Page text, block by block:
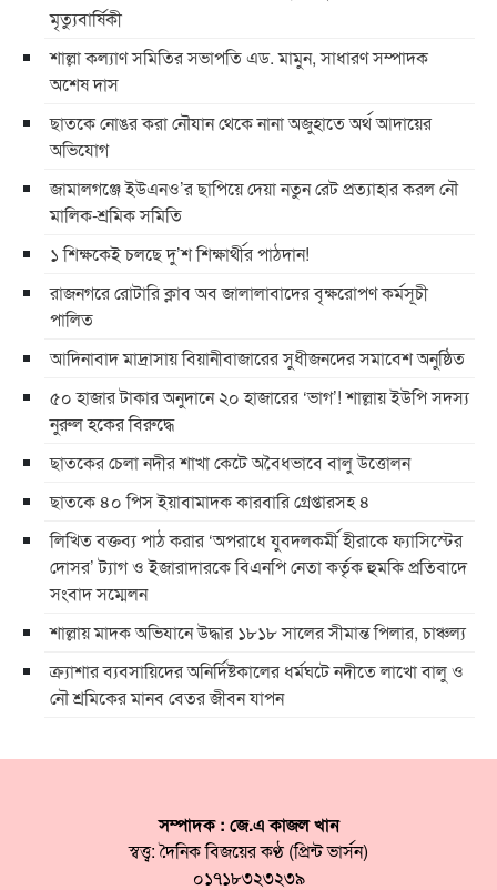
মৃত্যুবার্ষিকী
শাল্লা কল্যাণ সমিতির সভাপতি এড. মামুন, সাধারণ সম্পাদক
অশেষ দাস
ছাতকে নোঙর করা নৌযান থেকে নানা অজুহাতে অর্থ আদায়ের
অভিযোগ
জামালগঞ্জে ইউএনও’র ছাপিয়ে দেয়া নতুন রেট প্রত্যাহার করল নৌ
মালিক-শ্রমিক সমিতি
১ শিক্ষকেই চলছে দু’শ শিক্ষার্থীর পাঠদান!
রাজনগরে রোটারি ক্লাব অব জালালাবাদের বৃক্ষরোপণ কর্মসূচী
পালিত
আদিনাবাদ মাদ্রাসায় বিয়ানীবাজারের সুধীজনদের সমাবেশ অনুষ্ঠিত
৫০ হাজার টাকার অনুদানে ২০ হাজারের ‘ভাগ’! শাল্লায় ইউপি সদস্য
নুরুল হকের বিরুদ্ধে
ছাতকের চেলা নদীর শাখা কেটে অবৈধভাবে বালু উত্তোলন
ছাতকে ৪০ পিস ইয়াবামাদক কারবারি গ্রেপ্তারসহ ৪
লিখিত বক্তব্য পাঠ করার ‘অপরাধে যুবদলকর্মী হীরাকে ফ্যাসিস্টের
দোসর’ ট্যাগ ও ইজারাদারকে বিএনপি নেতা কর্তৃক হুমকি প্রতিবাদে
সংবাদ সম্মেলন
শাল্লায় মাদক অভিযানে উদ্ধার ১৮১৮ সালের সীমান্ত পিলার, চাঞ্চল্য
ক্র্যাশার ব্যবসায়িদের অনির্দিষ্টকালের ধর্মঘটে নদীতে লাখো বালু ও
নৌ শ্রমিকের মানব বেতর জীবন যাপন
সম্পাদক : জে.এ কাজল খান
স্বত্ত্ব: দৈনিক বিজয়ের কণ্ঠ (প্রিন্ট ভার্সন)
০১৭১৮৩২৩২৩৯